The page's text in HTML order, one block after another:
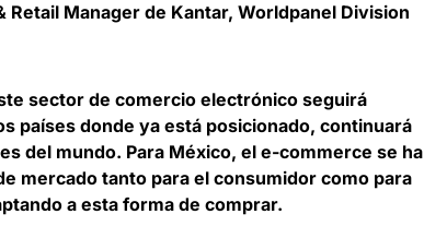
Retail Manager de Kantar, Worldpanel Division
sector de comercio electrónico seguirá
países donde ya está posicionado, continuará
del mundo. Para México, el e-commerce se ha
mercado tanto para el consumidor como para
a esta forma de comprar.